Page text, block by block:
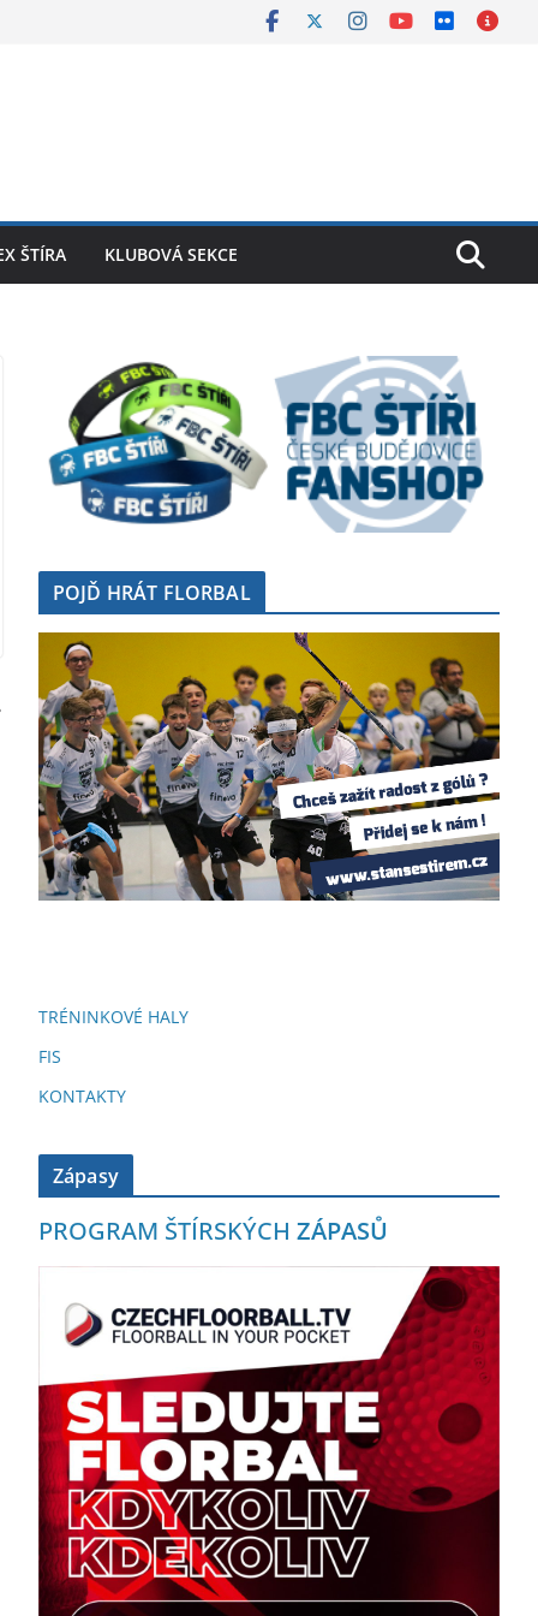
ŠTÍRA KLUBOVÁ SEKCE
POJĎ HRÁT FLORBAL
TRÉNINKOVÉ HALY
FIS
KONTAKTY
Zápasy
PROGRAM ŠTÍRSKÝCH ZÁPASŮ